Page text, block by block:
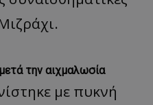
την αιχμαλωσία
με πυκνή